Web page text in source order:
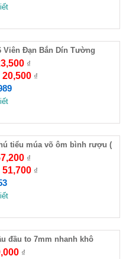
Viên Đạn Bắn Dín Tường
₫
20,500₫
tiểu múa võ ôm bình rượu (
₫
51,700₫
đầu to 7mm nhanh khô
₫